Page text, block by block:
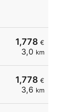
1,778 €
3,0 km
1,778 €
3,6 km